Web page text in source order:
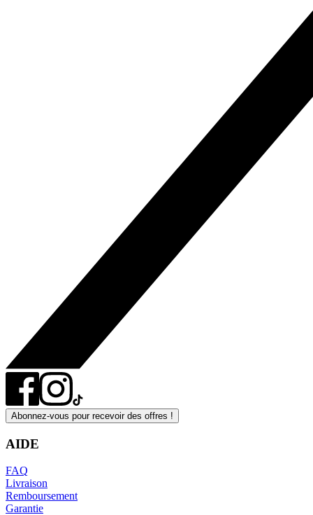
Abonnez-vous pour recevoir des offres !
AIDE
FAQ
Livraison
Remboursement
Garantie